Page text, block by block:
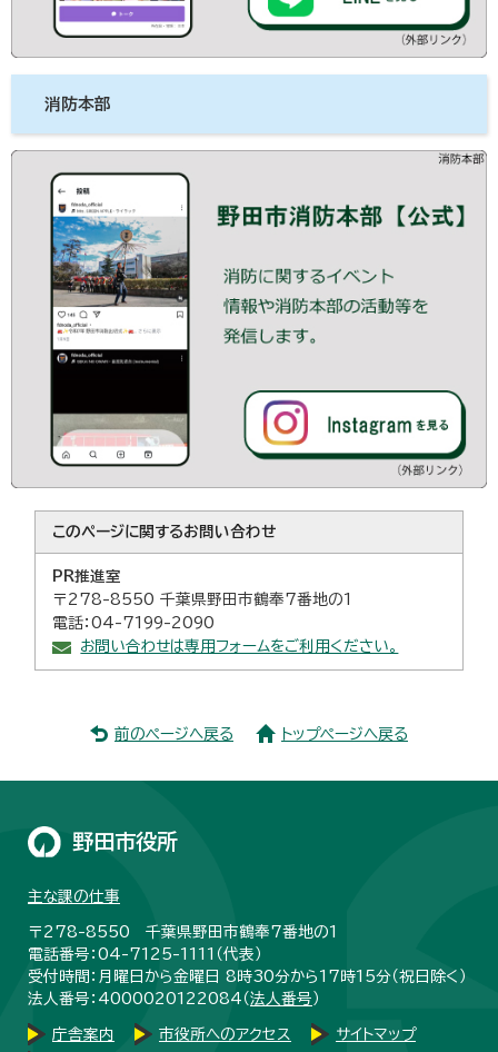
消防本部
このページに関するお問い合わせ
PR推進室
〒278-8550 千葉県野田市鶴奉7番地の1
電話：04-7199-2090
お問い合わせは専用フォームをご利用ください。
前のページへ戻る トップページへ戻る
野田市役所
主な課の仕事
〒278-8550 千葉県野田市鶴奉7番地の1
電話番号：04-7125-1111（代表）
受付時間：月曜日から金曜日 8時30分から17時15分（祝日除く）
法人番号：4000020122084（法人番号 ）
庁舎案内 市役所へのアクセス サイトマップ